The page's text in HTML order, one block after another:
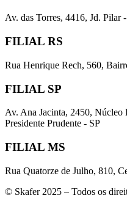
Av. das Torres, 4416, Jd. Pilar
FILIAL RS
Rua Henrique Rech, 560,
FILIAL SP
Av. Ana Jacinta, 2450,
Presidente Prudente - SP
FILIAL MS
Rua Quatorze de Julho, 810,
© Skafer 2025 – Todos os